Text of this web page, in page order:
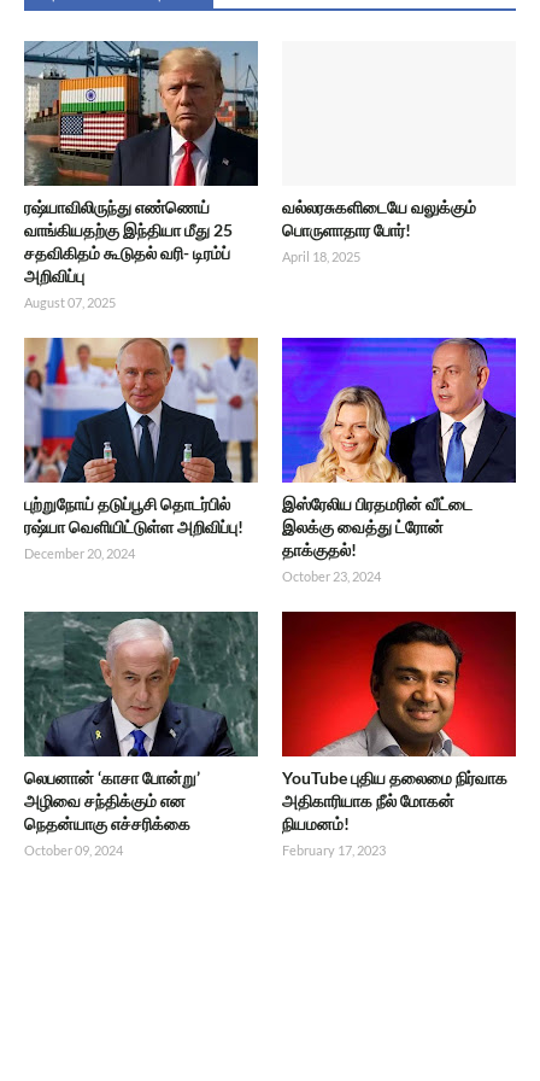
ரஷ்யாவிலிருந்து எண்ணெய்
வாங்கியதற்கு இந்தியா மீது 25
சதவிகிதம் கூடுதல் வரி- டிரம்ப்
அறிவிப்பு
August 07, 2025
வல்லரசுகளிடையே வலுக்கும்
பொருளாதார போர்!
April 18, 2025
புற்றுநோய் தடுப்பூசி தொடர்பில்
ரஷ்யா வெளியிட்டுள்ள அறிவிப்பு!
December 20, 2024
இஸ்ரேலிய பிரதமரின் வீட்டை
இலக்கு வைத்து ட்ரோன்
தாக்குதல்!
October 23, 2024
லெபனான் ‘காசா போன்று’
அழிவை சந்திக்கும் என
நெதன்யாகு எச்சரிக்கை
October 09, 2024
YouTube புதிய தலைமை நிர்வாக
அதிகாரியாக நீல் மோகன்
நியமனம்!
February 17, 2023